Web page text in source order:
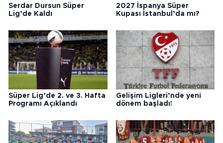
Serdar Dursun Süper
Lig’de Kaldı
2027 İspanya Süper
Kupası İstanbul’da mı?
Süper Lig’de 2. ve 3. Hafta
Programı Açıklandı
Gelişim Ligleri’nde yeni
dönem başladı!